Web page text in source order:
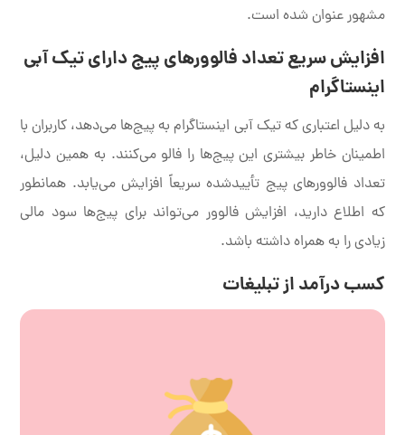
مشهور عنوان شده است.
افزایش سریع تعداد فالوورهای پیج دارای تیک آبی
اینستاگرام
به دلیل اعتباری که تیک آبی اینستاگرام به پیج‌ها می‌دهد، کاربران با
اطمینان خاطر بیشتری این پیج‌ها را فالو می‌کنند. به همین دلیل،
تعداد فالوورهای پیج تأییدشده سریعاً افزایش می‌یابد. همانطور
که اطلاع دارید، افزایش فالوور می‌تواند برای پیج‌ها سود مالی
زیادی را به همراه داشته باشد.
کسب درآمد از تبلیغات